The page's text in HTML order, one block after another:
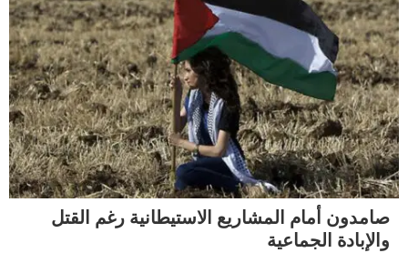
صامدون أمام المشاريع الاستيطانية رغم القتل
والإبادة الجماعية